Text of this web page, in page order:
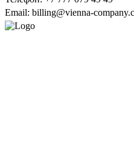
Email: billing@vienna-